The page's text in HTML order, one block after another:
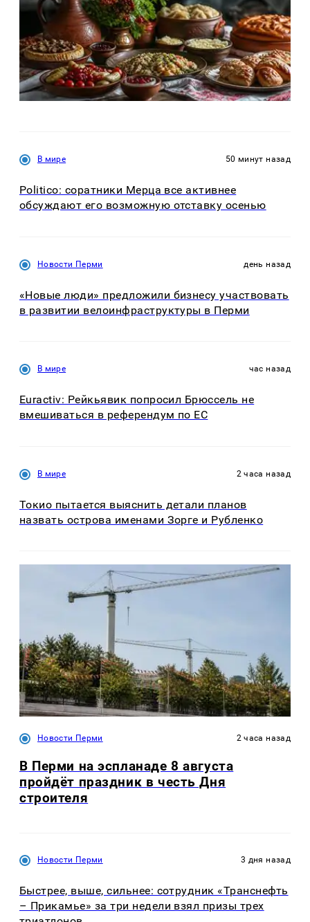
В мире 50 минут назад
Politico: соратники Мерца все активнее
обсуждают его возможную отставку осенью
Новости Перми день назад
«Новые люди» предложили бизнесу участвовать
в развитии велоинфраструктуры в Перми
В мире час назад
Euractiv: Рейкьявик попросил Брюссель не
вмешиваться в референдум по ЕС
В мире 2 часа назад
Токио пытается выяснить детали планов
назвать острова именами Зорге и Рубленко
Новости Перми 2 часа назад
В Перми на эспланаде 8 августа
пройдёт праздник в честь Дня
строителя
Новости Перми 3 дня назад
Быстрее, выше, сильнее: сотрудник «Транснефть
– Прикамье» за три недели взял призы трех